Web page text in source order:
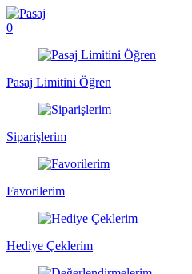
0
Pasaj Limitini Öğren
Siparişlerim
Favorilerim
Hediye Çeklerim